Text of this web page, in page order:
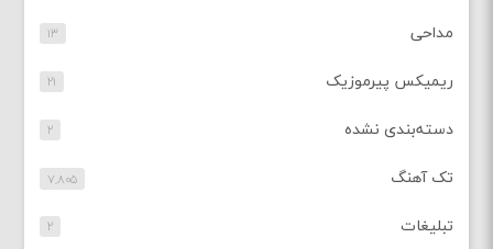
مداحی ۱۳
ریمیکس پیرموزیک ۲۱
دسته‌بندی نشده ۲
تک آهنگ ۷,۸۰۵
تبلیغات ۲